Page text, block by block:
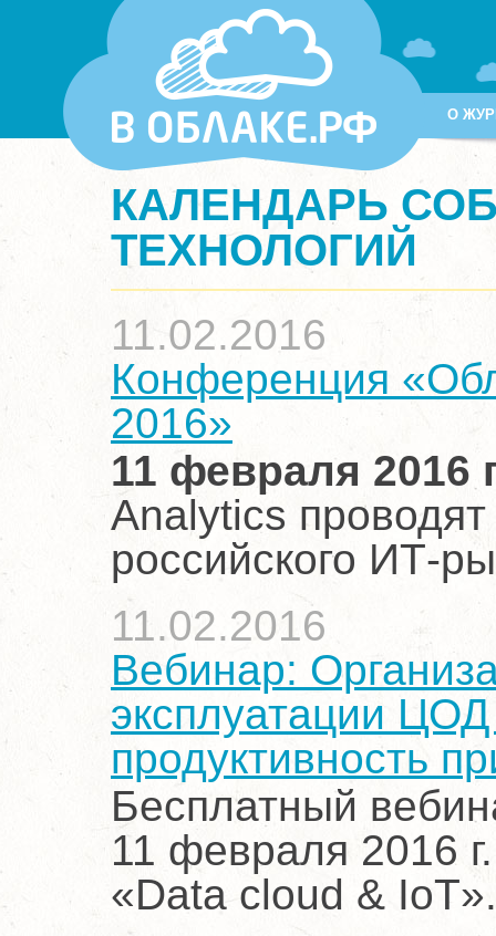
О
КАЛЕНДАРЬ
ТЕХНОЛОГИЙ
11.02.2016
Конференция
2016»
11 февраля 2016
Analytics
российского ИТ-
11.02.2016
Вебинар:
эксплуатации ЦОД
продуктивность
Бесплатный
11 февраля 2016
«Data cloud & IoT».